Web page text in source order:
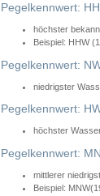
Pegelkennwert:
höchster
Beispiel: HHW
Pegelkennwert:
niedrigster
Pegelkennwert:
höchster
Pegelkennwert:
mittlerer
Beispiel: